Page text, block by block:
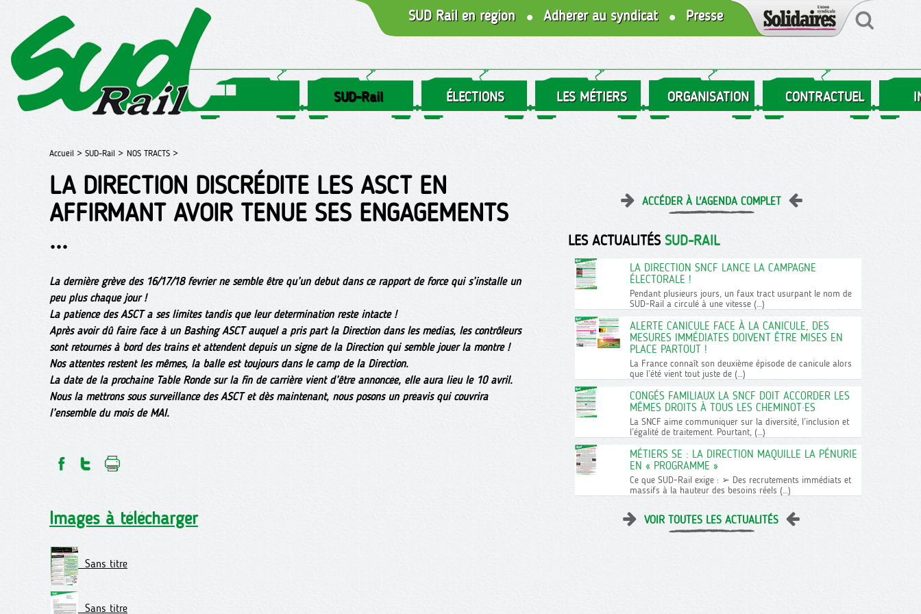
SUD Rail en région Adhérer au syndicat Presse
SUD-Rail ÉLECTIONS LES MÉTIERS ORGANISATION CONTRACTUEL
Accueil > SUD-Rail > NOS TRACTS >
LA DIRECTION DISCRÉDITE LES ASCT EN
AFFIRMANT AVOIR TENUE SES ENGAGEMENTS
...
La dernière grève des 16/17/18 février ne semble être qu’un début dans ce rapport de force qui s’installe un
peu plus chaque jour !
La patience des ASCT a ses limites tandis que leur détermination reste intacte !
Après avoir dû faire face à un Bashing ASCT auquel a pris part la Direction dans les médias, les contrôleurs
sont retournés à bord des trains et attendent depuis un signe de la Direction qui semble jouer la montre !
Nos attentes restent les mêmes, la balle est toujours dans le camp de la Direction.
La date de la prochaine Table Ronde sur la fin de carrière vient d’être annoncée, elle aura lieu le 10 avril.
Nous la mettrons sous surveillance des ASCT et dès maintenant, nous posons un préavis qui couvrira
l’ensemble du mois de MAI.
Images à télécharger
Sans titre
Sans titre
ACCÉDER À L'AGENDA COMPLET
LES ACTUALITÉS SUD-RAIL
LA DIRECTION SNCF LANCE LA CAMPAGNE
ÉLECTORALE !
Pendant plusieurs jours, un faux tract usurpant le nom de
SUD-Rail a circulé à une vitesse (…)
ALERTE CANICULE FACE À LA CANICULE, DES
MESURES IMMÉDIATES DOIVENT ÊTRE MISES EN
PLACE PARTOUT !
La France connaît son deuxième épisode de canicule alors
que l’été vient tout juste de (…)
CONGÉS FAMILIAUX LA SNCF DOIT ACCORDER LES
MÊMES DROITS À TOUS LES CHEMINOT·ES
La SNCF aime communiquer sur la diversité, l’inclusion et
l’égalité de traitement. Pourtant, (…)
MÉTIERS SE : LA DIRECTION MAQUILLE LA PÉNURIE
EN « PROGRAMME »
Ce que SUD-Rail exige : ➢ Des recrutements immédiats et
massifs à la hauteur des besoins réels (…)
VOIR TOUTES LES ACTUALITÉS